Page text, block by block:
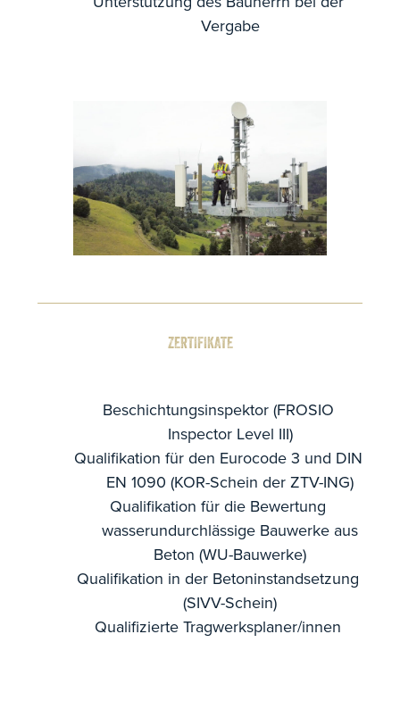
Vergabe
ZERTIFIKATE
Beschichtungsinspektor (FROSIO
Inspector Level III)
Qualifikation für den Eurocode 3 und DIN
EN 1090 (KOR-Schein der ZTV-ING)
Qualifikation für die Bewertung
wasserundurchlässige Bauwerke aus
Beton (WU-Bauwerke)
Qualifikation in der Betoninstandsetzung
(SIVV-Schein)
Qualifizierte Tragwerksplaner/innen